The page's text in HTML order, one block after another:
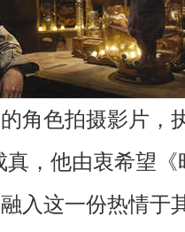
角色拍摄影片，
真，他由衷希望
入这一份热情于